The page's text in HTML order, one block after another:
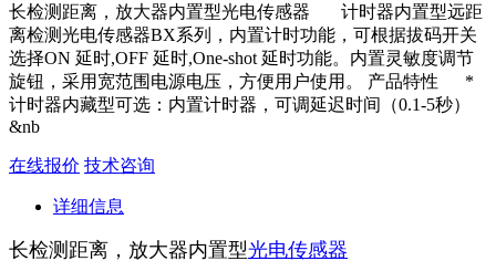
长检测距离，放大器内置型光电传感器 计时器内置型远距
离检测光电传感器BX系列，内置计时功能，可根据拔码开关
选择ON 延时,OFF 延时,One-shot 延时功能。内置灵敏度调节
旋钮，采用宽范围电源电压，方便用户使用。 产品特性 *
计时器内藏型可选：内置计时器，可调延迟时间（0.1-5秒）
&nb
在线报价 技术咨询
详细信息
长检测距离，放大器内置型光电传感器